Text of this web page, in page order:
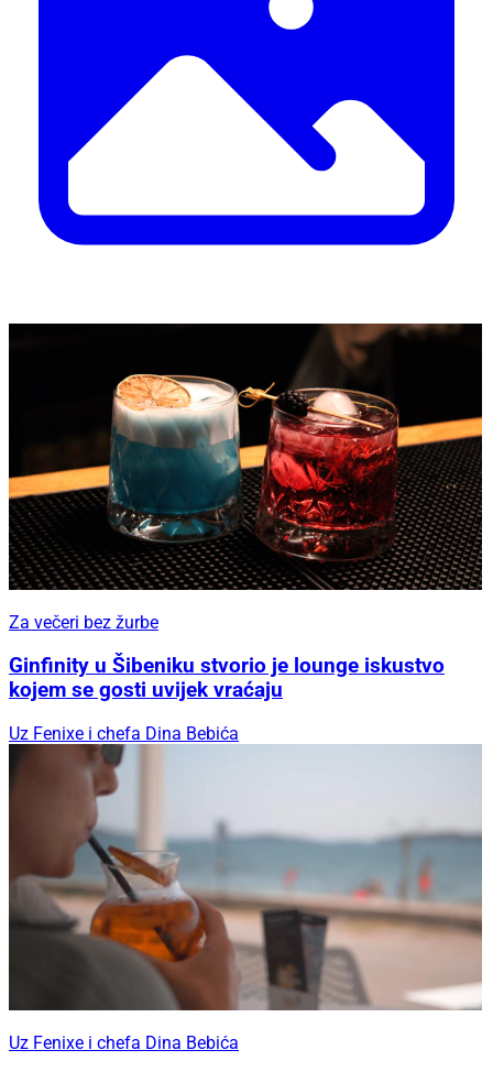
Za večeri bez žurbe
Ginfinity u Šibeniku stvorio je lounge iskustvo
kojem se gosti uvijek vraćaju
Uz Fenixe i chefa Dina Bebića
Uz Fenixe i chefa Dina Bebića